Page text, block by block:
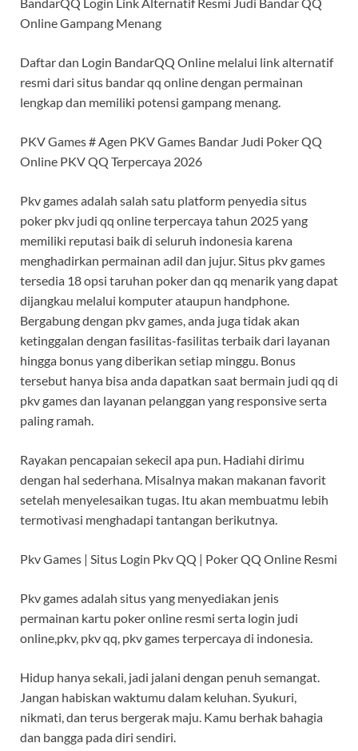
BandarQQ Login Link Alternatif Resmi Judi Bandar QQ
Online Gampang Menang
Daftar dan Login BandarQQ Online melalui link alternatif
resmi dari situs bandar qq online dengan permainan
lengkap dan memiliki potensi gampang menang.
PKV Games # Agen PKV Games Bandar Judi Poker QQ
Online PKV QQ Terpercaya 2026
Pkv games adalah salah satu platform penyedia situs
poker pkv judi qq online terpercaya tahun 2025 yang
memiliki reputasi baik di seluruh indonesia karena
menghadirkan permainan adil dan jujur. Situs pkv games
tersedia 18 opsi taruhan poker dan qq menarik yang dapat
dijangkau melalui komputer ataupun handphone.
Bergabung dengan pkv games, anda juga tidak akan
ketinggalan dengan fasilitas-fasilitas terbaik dari layanan
hingga bonus yang diberikan setiap minggu. Bonus
tersebut hanya bisa anda dapatkan saat bermain judi qq di
pkv games dan layanan pelanggan yang responsive serta
paling ramah.
Rayakan pencapaian sekecil apa pun. Hadiahi dirimu
dengan hal sederhana. Misalnya makan makanan favorit
setelah menyelesaikan tugas. Itu akan membuatmu lebih
termotivasi menghadapi tantangan berikutnya.
Pkv Games | Situs Login Pkv QQ | Poker QQ Online Resmi
Pkv games adalah situs yang menyediakan jenis
permainan kartu poker online resmi serta login judi
online,pkv, pkv qq, pkv games terpercaya di indonesia.
Hidup hanya sekali, jadi jalani dengan penuh semangat.
Jangan habiskan waktumu dalam keluhan. Syukuri,
nikmati, dan terus bergerak maju. Kamu berhak bahagia
dan bangga pada diri sendiri.